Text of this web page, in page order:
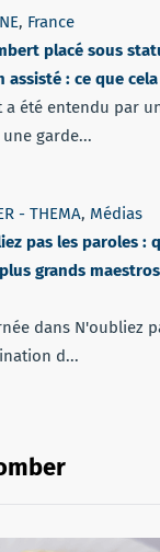
, France
placé sous
assisté : ce que
a été entendu par
garde...
- THEMA, Médias
pas les paroles :
grands
dans N'oubliez
d...